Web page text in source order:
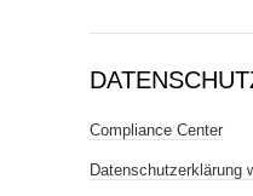
Compliance Center
Datenschutzerklärung